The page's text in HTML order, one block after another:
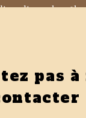
au dimanche : 8h
pas à